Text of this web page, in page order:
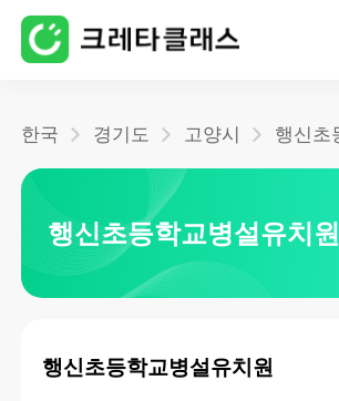
한국 경기도 고양시
행신초등학교병설유치원
행신초등학교병설유치원